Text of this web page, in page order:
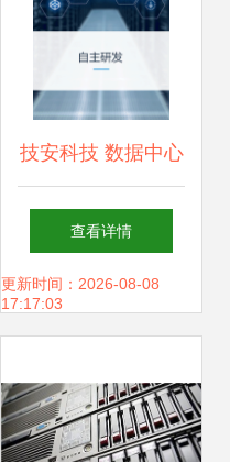
技安科技 数据中心
一体化建设与全方
位网络服务专家
查看详情
更新时间：2026-08-08
17:17:03